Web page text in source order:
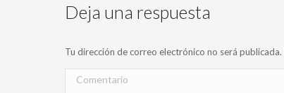
Deja una respuesta
Tu dirección de correo electrónico no será
Comentario